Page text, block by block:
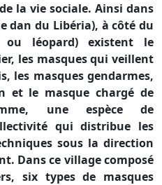
la vie sociale. Ainsi dans
dan du Libéria), à côté du
ou léopard) existent le
les masques qui veillent
les masques gendarmes,
et le masque chargé de
une espèce de
qui distribue les
sous la direction
Dans ce village composé
six types de masques